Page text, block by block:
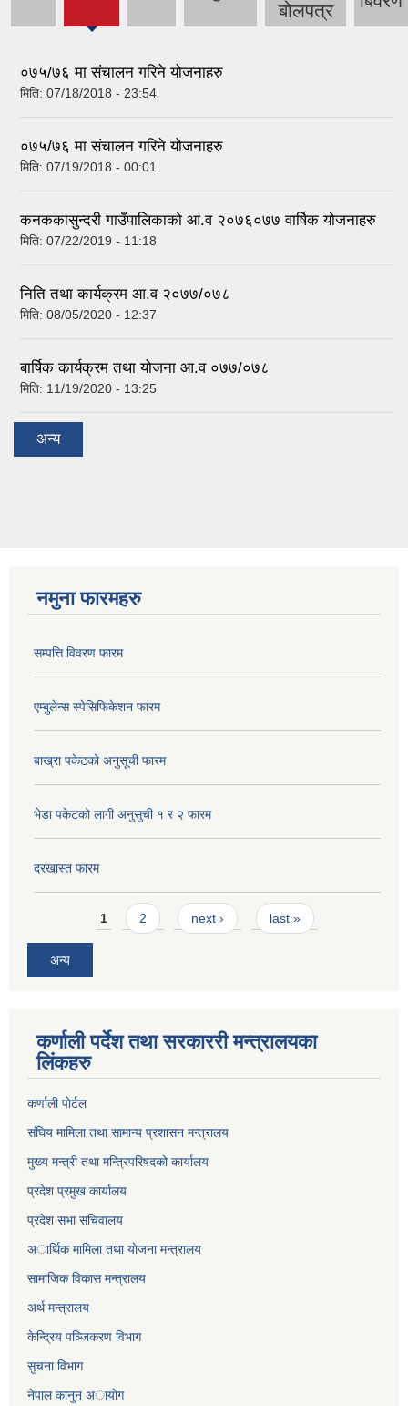
बोलपत्र
०७५/७६ मा संचालन गरिने योजनाहरु
मिति: 07/18/2018 - 23:54
०७५/७६ मा संचालन गरिने योजनाहरु
मिति: 07/19/2018 - 00:01
कनककासुन्दरी गाउँपालिकाको आ.व २०७६०७७ वार्षिक योजनाहरु
मिति: 07/22/2019 - 11:18
निति तथा कार्यक्रम आ.व २०७७/०७८
मिति: 08/05/2020 - 12:37
बार्षिक कार्यक्रम तथा योजना आ.व ०७७/०७८
मिति: 11/19/2020 - 13:25
अन्य
नमुना फारमहरु
सम्पत्ति विवरण फारम
एम्बुलेन्स स्पेसिफिकेशन फारम
बाख्रा पकेटको अनुसूची फारम
भेडा पकेटको लागी अनुसुची १ र २ फारम
दरखास्त फारम
Pages1 2 next › last »
अन्य
कर्णाली पर्देश तथा सरकाररी मन्त्रालयका
लिंकहरु
कर्णाली पाेर्टल
संघिय मामिला तथा सामान्य प्रशासन मन्त्रालय
मुख्य मन्त्री तथा मन्त्रिपरिषदको कार्यालय
प्रदेश प्रमुख कार्यालय
प्रदेश सभा सचिवालय
अार्थिक मामिला तथा याेजना मन्त्रालय
सामाजिक विकास मन्त्रालय
अर्थ मन्त्रालय
केन्द्रिय पञ्जिकरण विभाग
सुचना विभाग
नेपाल कानुन अायाेग